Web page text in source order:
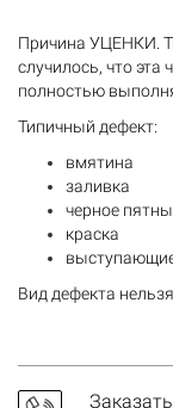
Причина УЦЕНКИ.
случилось, что
полностью
Типичный дефект:
вмятина
заливка
черное
краска
Вид дефекта
Заказать